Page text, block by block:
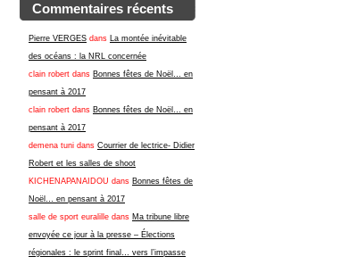
Commentaires récents
Pierre VERGES dans La montée inévitable
des océans : la NRL concernée
clain robert dans Bonnes fêtes de Noël… en
pensant à 2017
clain robert dans Bonnes fêtes de Noël… en
pensant à 2017
demena tuni dans Courrier de lectrice- Didier
Robert et les salles de shoot
KICHENAPANAIDOU dans Bonnes fêtes de
Noël… en pensant à 2017
salle de sport euralille dans Ma tribune libre
envoyée ce jour à la presse – Élections
régionales : le sprint final… vers l’impasse